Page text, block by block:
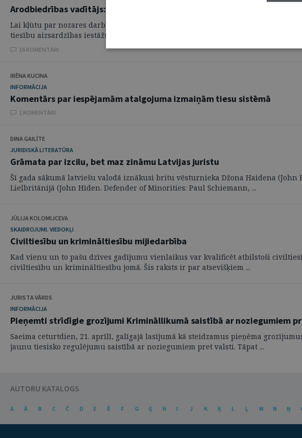
Arodbiedrības vadītājs: līdz šim tiesu darbinieks ir bijis kluss
Lai kļūtu par nozares darbinieku tiesību un interešu aizstāvi un aktīvu kopējā
tiesību aizsardzības iestāžu darbinieku arodbiedrība. Tās vadītājs ...
16 KOMENTĀRI
IRĒNA KUCINA
INFORMĀCIJA
Komentārs par iespējamām atalgojuma izmaiņām tiesu sistēmā
1 KOMENTĀRI
DINA GAILĪTE
JURIDISKĀ LITERATŪRA
Grāmata par izcilu, bet maz zināmu Latvijas juristu
Šī gada sākumā latviešu valodā iznākusi britu vēsturnieka Džona Haidena
Lielbritānijā (John Hiden. Defender of Minorities: Paul Schiemann, ...
JŪLIJA KOLOMIJCEVA
SKAIDROJUMI. VIEDOKĻI
Civiltiesību un krimināltiesību mijiedarbība
Kad vienu un to pašu dzīves gadījumu vienlaikus var kvalificēt atbilstoši
civiltiesību un krimināltiesību jomā. Šis raksts ir par atsevišķiem ...
JURISTA VĀRDS
INFORMĀCIJA
Pieņemti strīdīgie grozījumi Krimināllikumā saistībā ar noziegumiem
Saeima ceturtdien, 21. aprīlī, galīgajā lasījumā kā steidzamus pieņēma
jaunu tiesisko regulējumu saistībā ar noziegumiem pret valsti. Tāpat ...
AUTORU KATALOGS
A Ā B C Č D E Ē F G Ģ H I J K Ķ L Ļ M N Ņ